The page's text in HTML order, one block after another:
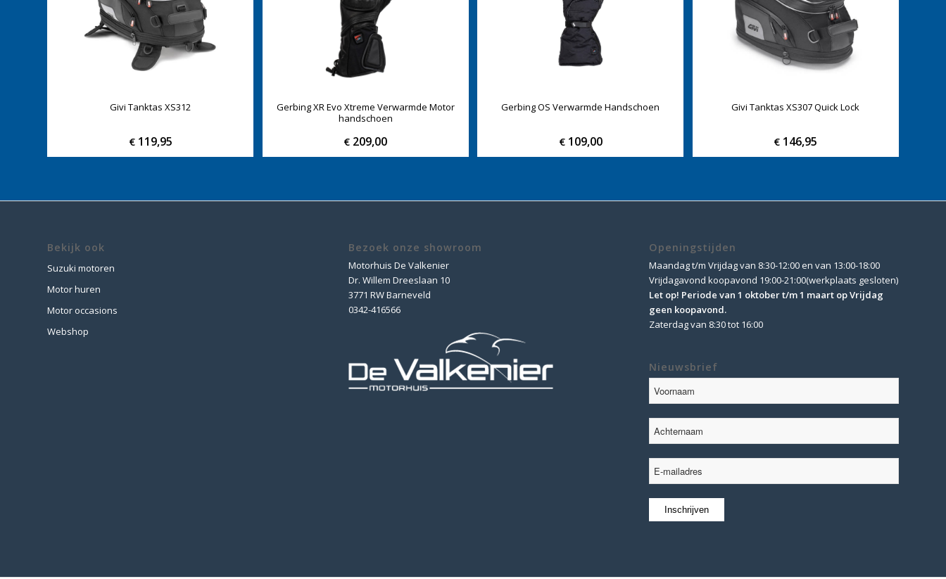
Givi Tanktas XS312
€119,95
Gerbing XR Evo Xtreme Verwarmde Motor
handschoen
€ 209,00
Gerbing OS Verwarmde Handschoen
€109,00
Givi Tanktas XS307 Quick Lock
€ 146,95
Bekijk ook
Suzuki motoren
Motor huren
Motor occasions
Webshop
Bezoek onze showroom
Motorhuis De Valkenier
Dr. Willem Dreeslaan 10
3771 RW Barneveld
0342-416566
Openingstijden
Maandag t/m Vrijdag van 8:30-12:00 en van 13:00-18:00
Vrijdagavond koopavond 19:00-21:00(werkplaats gesloten)
Let op! Periode van 1 oktober t/m 1 maart op Vrijdag
geen koopavond.
Zaterdag van 8:30 tot 16:00
Nieuwsbrief